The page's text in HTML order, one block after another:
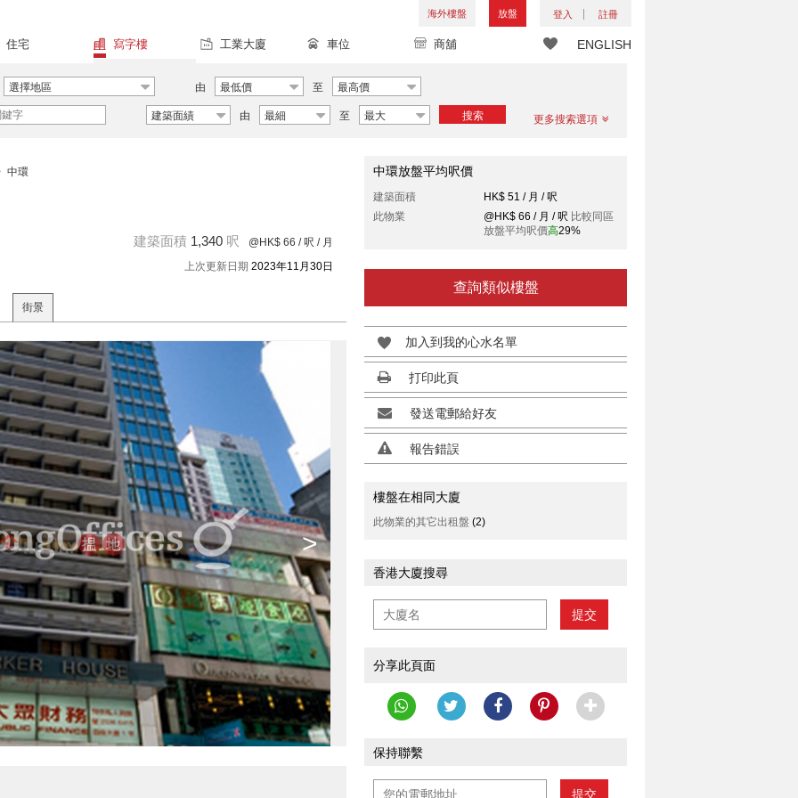
海外樓盤 放盤 登入 註冊
ENGLISH
住宅 寫字樓 工業大廈 車位 商舖
選擇地區 由 最低價 至 最高價
建築面績 由 最細 至 最大 搜索 更多搜索選項
中環
建築面積 1,340 呎 @HK$ 66 / 呎 / 月
上次更新日期 2023年11月30日
街景
>
中環放盤平均呎價
建築面積
HK$ 51 / 月 / 呎
此物業
@HK$ 66 / 月 / 呎 比較同區
放盤平均呎價高29%
查詢類似樓盤
加入到我的心水名單
打印此頁
發送電郵給好友
報告錯誤
樓盤在相同大廈
此物業的其它出租盤 (2)
香港大廈搜尋
提交
分享此頁面
保持聯繫
提交